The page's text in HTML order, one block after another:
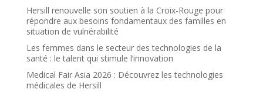
Hersill renouvelle son soutien à la Croix-Rouge pour
répondre aux besoins fondamentaux des familles en
situation de vulnérabilité
Les femmes dans le secteur des technologies de la
santé : le talent qui stimule l’innovation
Medical Fair Asia 2026 : Découvrez les technologies
médicales de Hersill